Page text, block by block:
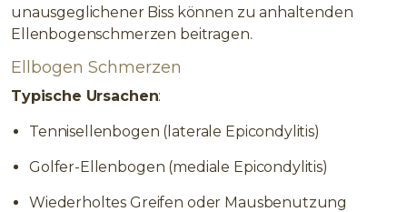
unausgeglichener Biss können zu anhaltenden
Ellenbogenschmerzen beitragen.
Ellbogen Schmerzen
Typische Ursachen:
Tennisellenbogen (laterale Epicondylitis)
Golfer-Ellenbogen (mediale Epicondylitis)
Wiederholtes Greifen oder Mausbenutzung